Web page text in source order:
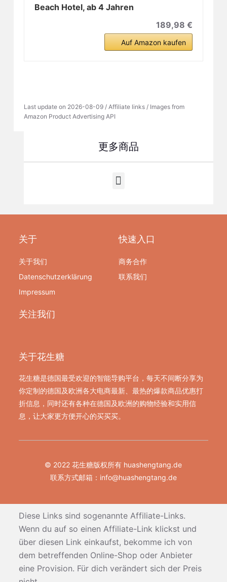
Beach Hotel, ab 4 Jahren
189,98 €
Auf Amazon kaufen
Last update on 2026-08-09 / Affiliate links / Images from
Amazon Product Advertising API
更多商品
关于
关于我们
Datenschutzerklärung
Impressum
快速入口
商务合作
联系我们
关注我们
关于花生糖
花生糖是德国最受欢迎的智能导购平台，每天不间断分享为
你定制的德国及欧洲各大电商最新、最热的爆款商品优惠打
折信息，同时还有各种在德国及欧洲的购物经验和实用信
息，让大家更方便开心的买买买。
© 2022 花生糖版权所有 huashengtang.de
联系方式邮箱： info@huashengtang.de
Diese Links sind sogenannte Affiliate-Links.
Wenn du auf so einen Affiliate-Link klickst und
über diesen Link einkaufst, bekomme ich von
dem betreffenden Online-Shop oder Anbieter
eine Provision. Für dich verändert sich der Preis